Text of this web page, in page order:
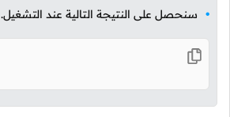
سنحصل على النتيجة التالية عند التشغيل.